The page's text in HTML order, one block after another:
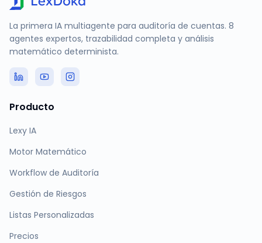
La primera IA multiagente para auditoría de cuentas. 8
agentes expertos, trazabilidad completa y análisis
matemático determinista.
Producto
Lexy IA
Motor Matemático
Workflow de Auditoría
Gestión de Riesgos
Listas Personalizadas
Precios